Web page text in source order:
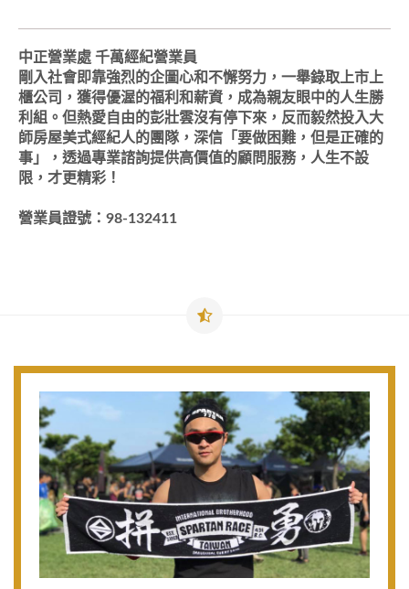
中正營業處 千萬經紀營業員
剛入社會即靠強烈的企圖心和不懈努力，一舉錄取上市上
櫃公司，獲得優渥的福利和薪資，成為親友眼中的人生勝
利組。但熱愛自由的彭壯雲沒有停下來，反而毅然投入大
師房屋美式經紀人的團隊，深信「要做困難，但是正確的
事」，透過專業諮詢提供高價值的顧問服務，人生不設
限，才更精彩！
營業員證號：98-132411